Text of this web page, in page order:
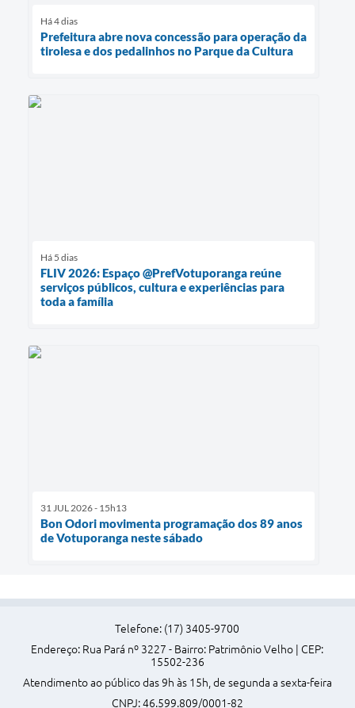
Há 4 dias
Prefeitura abre nova concessão para operação da
tirolesa e dos pedalinhos no Parque da Cultura
Há 5 dias
FLIV 2026: Espaço @PrefVotuporanga reúne
serviços públicos, cultura e experiências para
toda a família
31 JUL 2026 - 15h13
Bon Odori movimenta programação dos 89 anos
de Votuporanga neste sábado
Telefone: (17) 3405-9700
Endereço: Rua Pará nº 3227 - Bairro: Patrimônio Velho | CEP:
15502-236
Atendimento ao público das 9h às 15h, de segunda a sexta-feira
CNPJ: 46.599.809/0001-82